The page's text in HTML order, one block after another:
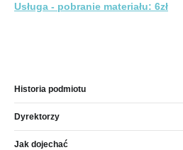
Usługa - pobranie materiału: 6zł
Historia podmiotu
Dyrektorzy
Jak dojechać